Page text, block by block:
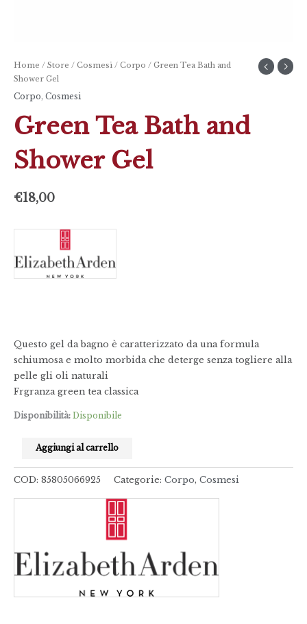
Home / Store / Cosmesi / Corpo / Green Tea Bath and
Shower Gel
Corpo, Cosmesi
Green Tea Bath and
Shower Gel
€18,00
Questo gel da bagno è caratterizzato da una formula
schiumosa e molto morbida che deterge senza togliere alla
pelle gli oli naturali
Frgranza green tea classica
Disponibilità: Disponibile
Aggiungi al carrello
COD: 85805066925 Categorie: Corpo, Cosmesi